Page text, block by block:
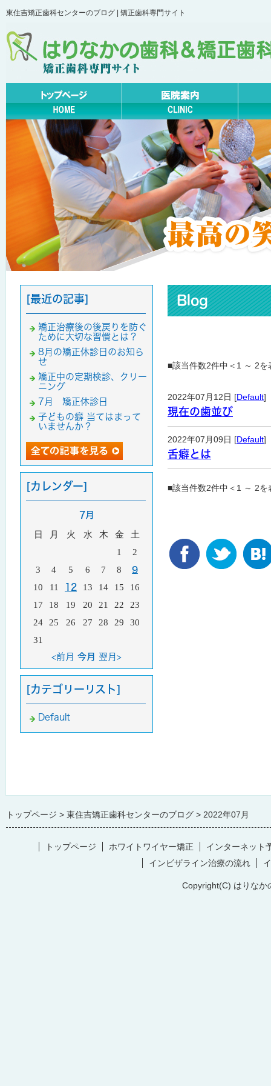
東住吉矯正歯科センターのブログ | 矯正歯科専門サイト
Blog
■該当件数2件中＜1 ～ 2を
2022年07月12日 [Default]
現在の歯並び
2022年07月09日 [Default]
舌癖とは
■該当件数2件中＜1 ～ 2を
[最近の記事]
矯正治療後の後戻りを防ぐ
ために大切な習慣とは？
8月の矯正休診日のお知ら
せ
矯正中の定期検診、クリー
ニング
7月 矯正休診日
子どもの癖 当てはまって
いませんか？
[カレンダー]
7月
日 月 火 水 木 金
土
1
2
3
4 5 6 7 8 9
10 11 12 13 14 15
16
17
18 19 20 21 22
23
24
25 26 27 28 29
30
31
<前月 今月 翌月>
[カテゴリーリスト]
Default
トップページ 東住吉矯正歯科センターのブログ 2022年07月
トップページ ホワイトワイヤー矯正
インターネット
インビザライン治療の流れ
Copyright(C) はりなか